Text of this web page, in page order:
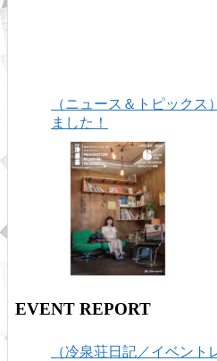
（ニュース＆トピックス
ました！
EVENT REPORT
（冷泉荘日記／イベント